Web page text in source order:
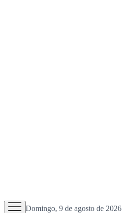
Domingo, 9 de agosto de 2026